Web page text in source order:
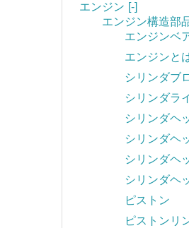
エンジン [-]
エンジン構造部
エンジンベ
エンジンと
シリンダブ
シリンダラ
シリンダヘ
シリンダヘ
シリンダヘ
シリンダヘ
ピストン
ピストンリ